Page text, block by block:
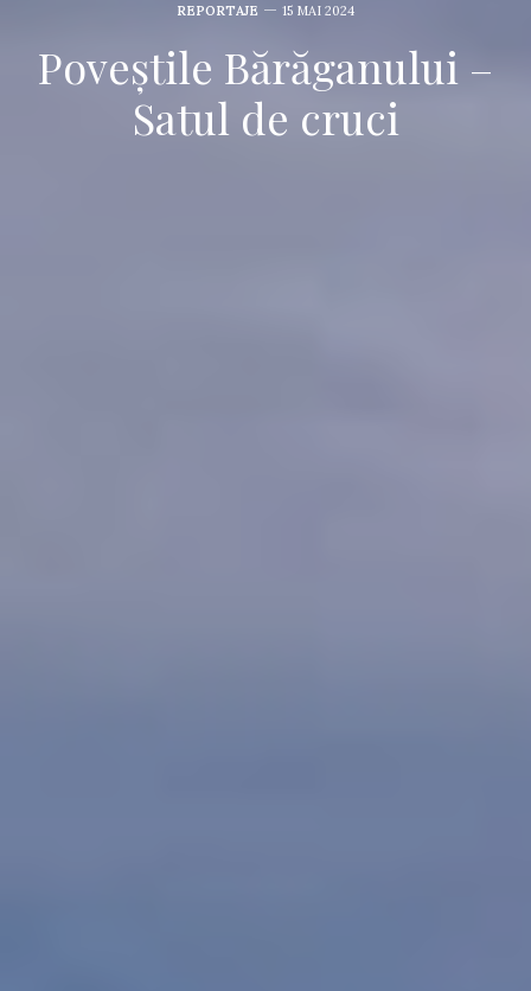
REPORTAJE 15 MAI 2024
Poveștile Bărăganului –
Satul de cruci